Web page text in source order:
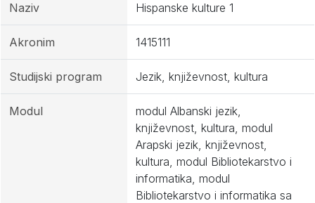
Naziv Hispanske kulture 1
Akronim 1415111
Studijski program Jezik, književnost, kultura
Modul
modul Albanski jezik,
književnost, kultura, modul
Arapski jezik, književnost,
kultura, modul Bibliotekarstvo i
informatika, modul
Bibliotekarstvo i informatika sa